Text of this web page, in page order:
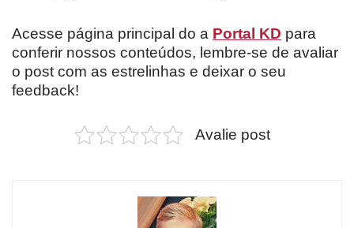
Acesse página principal do a Portal KD para
conferir nossos conteúdos, lembre-se de avaliar
o post com as estrelinhas e deixar o seu
feedback!
Avalie post